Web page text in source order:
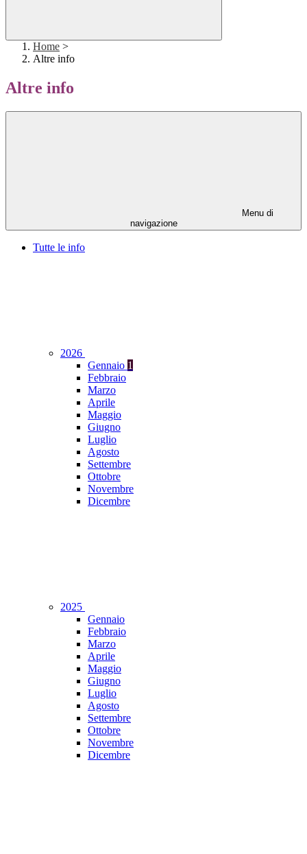
Home >
Altre info
Altre info
Menu di
navigazione
Tutte le info
2026
Gennaio 1
Febbraio
Marzo
Aprile
Maggio
Giugno
Luglio
Agosto
Settembre
Ottobre
Novembre
Dicembre
2025
Gennaio
Febbraio
Marzo
Aprile
Maggio
Giugno
Luglio
Agosto
Settembre
Ottobre
Novembre
Dicembre